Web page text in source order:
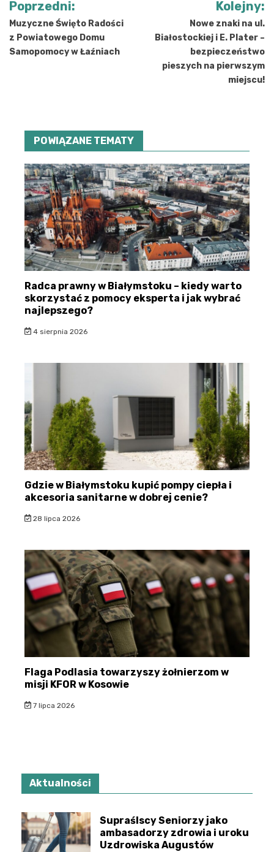
wpisu
Poprzedni:
Muzyczne Święto Radości
z Powiatowego Domu
Samopomocy w Łaźniach
Kolejny:
Nowe znaki na ul.
Białostockiej i E. Plater –
bezpieczeństwo
pieszych na pierwszym
miejscu!
POWIĄZANE TEMATY
Radca prawny w Białymstoku – kiedy warto
skorzystać z pomocy eksperta i jak wybrać
najlepszego?
4 sierpnia 2026
Gdzie w Białymstoku kupić pompy ciepła i
akcesoria sanitarne w dobrej cenie?
28 lipca 2026
Flaga Podlasia towarzyszy żołnierzom w
misji KFOR w Kosowie
7 lipca 2026
Aktualności
Supraślscy Seniorzy jako
ambasadorzy zdrowia i uroku
Uzdrowiska Augustów